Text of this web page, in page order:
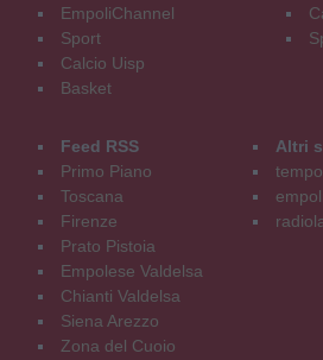
EmpoliChannel
Sport
Calcio Uisp
Basket
Feed RSS
Primo Piano
Toscana
Firenze
Prato Pistoia
Empolese Valdelsa
Chianti Valdelsa
Siena Arezzo
Zona del Cuoio
Altri